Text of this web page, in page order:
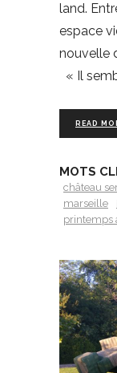
land.
espace
nouvelle
« Il
READ
MOTS
château
marseille
printemps